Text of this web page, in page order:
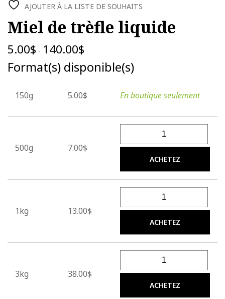
AJOUTER À LA LISTE DE SOUHAITS
Miel de trèfle liquide
5.00$ - 140.00$
Format(s) disponible(s)
150g 5.00$ En boutique seulement
500g 7.00$
quantité de Miel de trèfle
ACHETEZ
1kg 13.00$
quantité de Miel de trèfle
ACHETEZ
3kg 38.00$
quantité de Miel de trèfle
ACHETEZ